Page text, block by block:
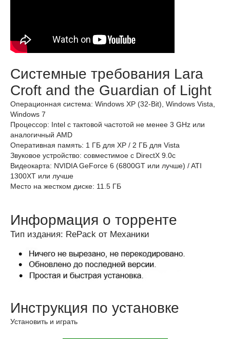
Системные требования Lara
Croft and the Guardian of Light
Операционная система: Windows XP (32-Bit), Windows Vista,
Windows 7
Процессор: Intel с тактовой частотой не менее 3 GHz или
аналогичный AMD
Оперативная память: 1 ГБ для XP / 2 ГБ для Vista
Звуковое устройство: совместимое с DirectX 9.0с
Видеокарта: NVIDIA GeForce 6 (6800GT или лучше) / ATI
1300XT или лучше
Место на жестком диске: 11.5 ГБ
Информация о торренте
Тип издания: RePack от Механики
Инструкция по установке
Установить и играть